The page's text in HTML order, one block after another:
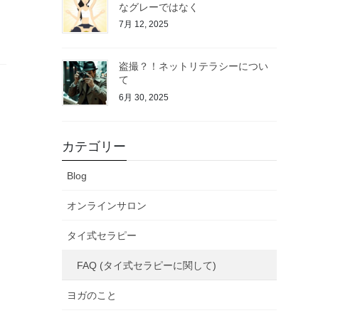
なグレーではなく
7月 12, 2025
盗撮？！ネットリテラシーについ
て
6月 30, 2025
カテゴリー
Blog
オンラインサロン
タイ式セラピー
FAQ (タイ式セラピーに関して)
ヨガのこと